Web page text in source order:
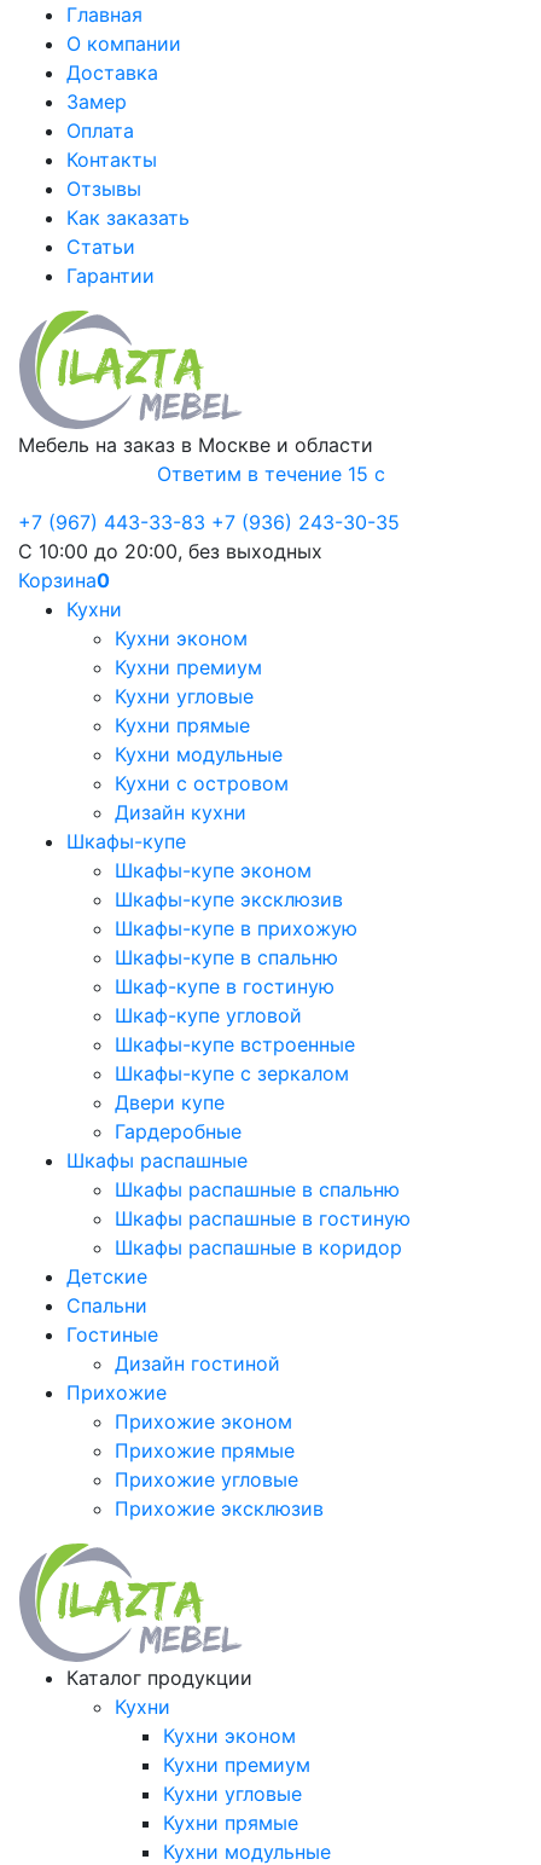
Главная
О компании
Доставка
Замер
Оплата
Контакты
Отзывы
Как заказать
Статьи
Гарантии
Мебель на заказ в Москве и области
Ответим в течение 15 с
+7 (967) 443-33-83 +7 (936) 243-30-35
С 10:00 до 20:00, без выходных
Корзина0
Кухни
Кухни эконом
Кухни премиум
Кухни угловые
Кухни прямые
Кухни модульные
Кухни с островом
Дизайн кухни
Шкафы-купе
Шкафы-купе эконом
Шкафы-купе эксклюзив
Шкафы-купе в прихожую
Шкафы-купе в спальню
Шкаф-купе в гостиную
Шкаф-купе угловой
Шкафы-купе встроенные
Шкафы-купе с зеркалом
Двери купе
Гардеробные
Шкафы распашные
Шкафы распашные в спальню
Шкафы распашные в гостиную
Шкафы распашные в коридор
Детские
Спальни
Гостиные
Дизайн гостиной
Прихожие
Прихожие эконом
Прихожие прямые
Прихожие угловые
Прихожие эксклюзив
Каталог продукции
Кухни
Кухни эконом
Кухни премиум
Кухни угловые
Кухни прямые
Кухни модульные